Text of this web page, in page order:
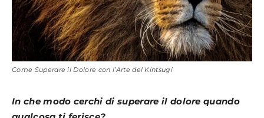
Come Superare il Dolore con l’Arte del Kintsugi
In che modo cerchi di superare il dolore quando